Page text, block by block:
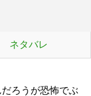
ネタバレ
ろうが恐怖でぶ